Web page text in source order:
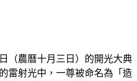
農曆十月三日）的開光大典
雷射光中，一尊被命名為「造